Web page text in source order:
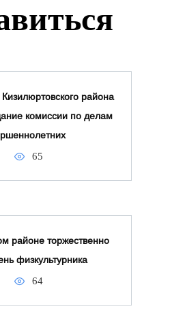
района
комиссии по делам
65
районе торжественно
физкультурника
64